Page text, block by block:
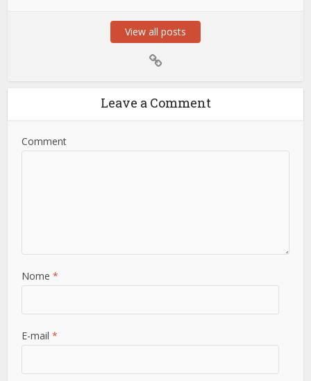
View all posts
Leave a Comment
Comment
Nome*
E-mail*